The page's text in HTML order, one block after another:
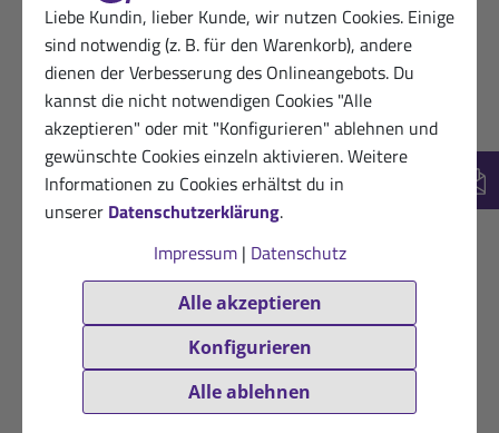
Liebe Kundin, lieber Kunde, wir nutzen Cookies. Einige
sind notwendig (z. B. für den Warenkorb), andere
dienen der Verbesserung des Onlineangebots. Du
kannst die nicht notwendigen Cookies "Alle
akzeptieren" oder mit "Konfigurieren" ablehnen und
gewünschte Cookies einzeln aktivieren. Weitere
Informationen zu Cookies erhältst du in
unserer Datenschutzerklärung.
Impressum| Datenschutz
Alle akzeptieren
Konfigurieren
Alle ablehnen
29.06.2017
Sanct Bernhard Sport-Kundin
★★★☆☆
Habe dieses Produkt letztes Jahr
ausprobiert und hat mir gut gescheint so
dass ich es wieder benutze .
VERIFIZIERT Hilfreich? (1)
25.04.2017
Zufriedene Kundin von Sanct
Bernhard Sport
★★★★★
sper für die lange
Tour!!!!!!!!!!!!!!!!!!!!!!!!!!!!!!!!!!!!!!!!!!
Hilfreich? (1)